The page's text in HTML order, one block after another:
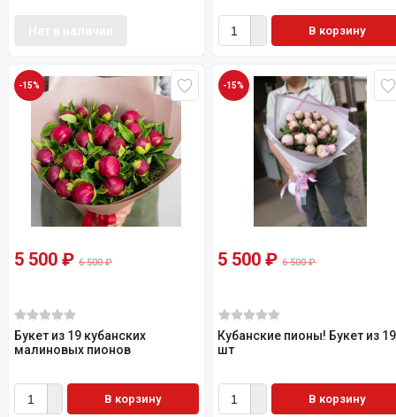
В корзину
-15%
5 500 ₽ 6 500₽
Букет из 19 кубанских
малиновых пионов
В корзину
-15%
5 500₽ 6 500₽
Кубанские пионы! Букет из 19
шт
В корзину